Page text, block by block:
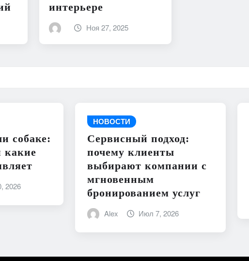
интерьере
Ноя 27, 2025
собаке:
какие
2026
НОВОСТИ
Сервисный подход:
почему клиенты
выбирают компании с
мгновенным
бронированием услуг
Alex Июл 7, 2026